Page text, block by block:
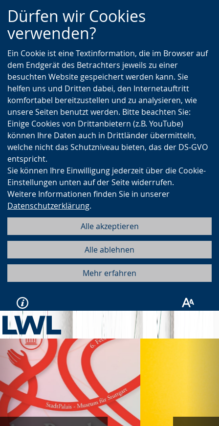
Zur
Hauptnavigation
Zur
Seitennavigation
Zum
Inhalt
Dürfen wir Cookies
verwenden?
Ein Cookie ist eine Textinformation, die im Browser auf
dem Endgerät des Betrachters jeweils zu einer
besuchten Website gespeichert werden kann. Sie
helfen uns und Dritten dabei, den Internetauftritt
komfortabel bereitzustellen und zu analysieren, wie
unsere Seiten benutzt werden. Bitte beachten Sie:
Einige Cookies von Drittanbietern (z.B. YouTube)
können Ihre Daten auch in Drittländer übermitteln,
welche nicht das Schutzniveau bieten, das der DS-GVO
entspricht.
Sie können Ihre Einwilligung jederzeit über die Cookie-
Einstellungen unten auf der Seite widerrufen.
Weitere Informationen finden Sie in unserer
Datenschutzerklärung.
Alle akzeptieren
Alle ablehnen
Mehr erfahren
Vorherige